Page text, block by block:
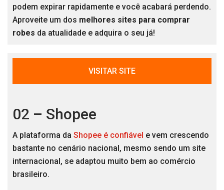
podem expirar rapidamente e você acabará perdendo.
Aproveite um dos melhores sites para comprar
robes da atualidade e adquira o seu já!
VISITAR SITE
02 – Shopee
A plataforma da Shopee é confiável e vem crescendo
bastante no cenário nacional, mesmo sendo um site
internacional, se adaptou muito bem ao comércio
brasileiro.